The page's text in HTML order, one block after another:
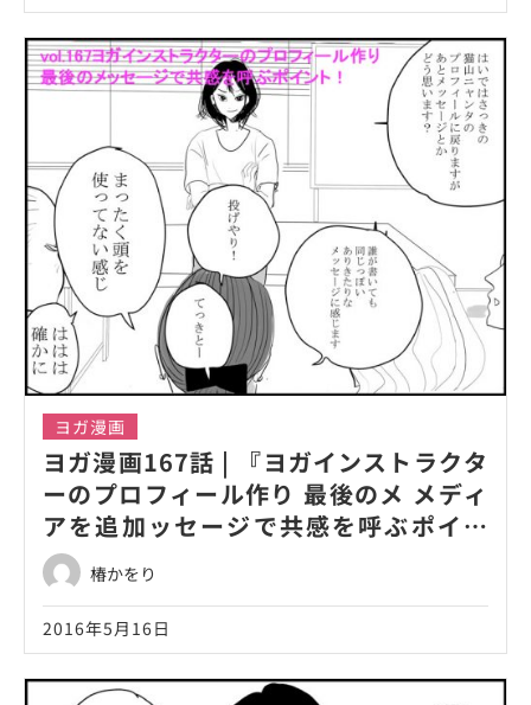
ヨガ漫画
ヨガ漫画167話 | 『ヨガインストラクタ
ーのプロフィール作り 最後のメ メディ
アを追加ッセージで共感を呼ぶポイン
ト！』椿かをり
2016年5月16日